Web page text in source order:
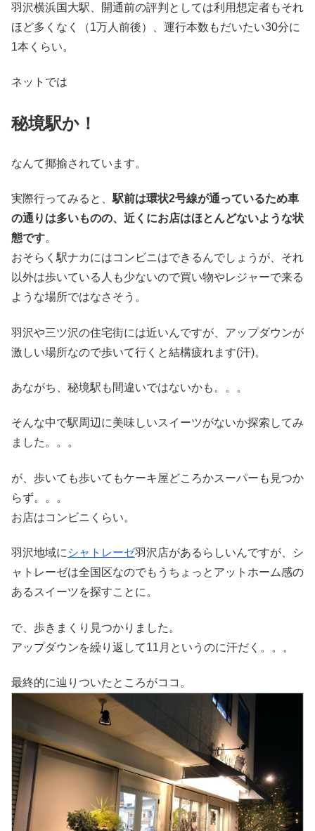
羽沢横浜国大駅、開通前の評判としては利用想定者もそれ
ほど多くなく（1万人前後）、運行本数もだいたい30分に
1本くらい。
ネットでは
秘境駅か！
なんて揶揄されています。
実際行ってみると、 駅前は環状2号線が通っているため車
の通りは多いものの、近くにお店はほとんどないような状
態です。
おそらく駅ナカにはコンビニはできるんでしょうが、それ
以外は歩いている人も少ないので買い物やレジャーで来る
ような場所ではなさそう。
羽沢や三ツ沢の住宅街には近いんですが、アップダウンが
激しい場所なので歩いて行くと結構疲れます(汗)。
あながち、秘境駅も間違いではないかも。。。
そんな中で駅周辺に美味しいスイーツがないか探索してみ
ました。。。
が、歩いても歩いてもケーキ屋どころかスーパーも見つか
らず。。。
お店はコンビニくらい。
羽沢地域に シャトレーゼ羽沢店があるらしいんですが、シ
ャトレーゼは全国区なのでもうちょっとアットホーム感の
あるスイーツを探すことに。
で、歩きまくり見つかりました。
アップダウンを繰り返して11月というのに汗だく。。。
最終的に辿りついたところがココ。